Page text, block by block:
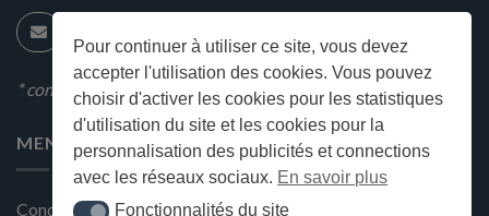
Pour continuer à utiliser ce site, vous devez
accepter l'utilisation des cookies. Vous pouvez
choisir d'activer les cookies pour les statistiques
d'utilisation du site et les cookies pour la
personnalisation des publicités et connections
avec les réseaux sociaux. En savoir plus
Fonctionnalités du site
* condition en magasin
MENU
Conditions générales de ventes